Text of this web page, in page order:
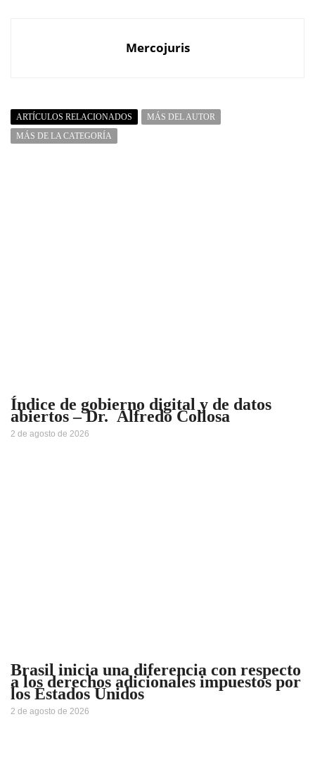
Mercojuris
ARTÍCULOS RELACIONADOS
MÁS DEL AUTOR
MÁS DE LA CATEGORÍA
Índice de gobierno digital y de datos
abiertos – Dr. Alfredo Collosa
2 de agosto de 2026
Brasil inicia una diferencia con respecto
a los derechos adicionales impuestos por
los Estados Unidos
2 de agosto de 2026